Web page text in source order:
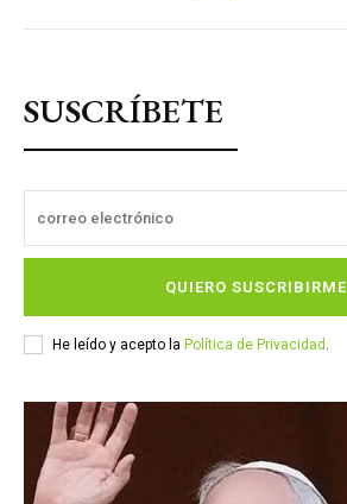
SUSCRÍBETE
QUIERO SUSCRIBIRME
He leído y acepto la Política de Privacidad